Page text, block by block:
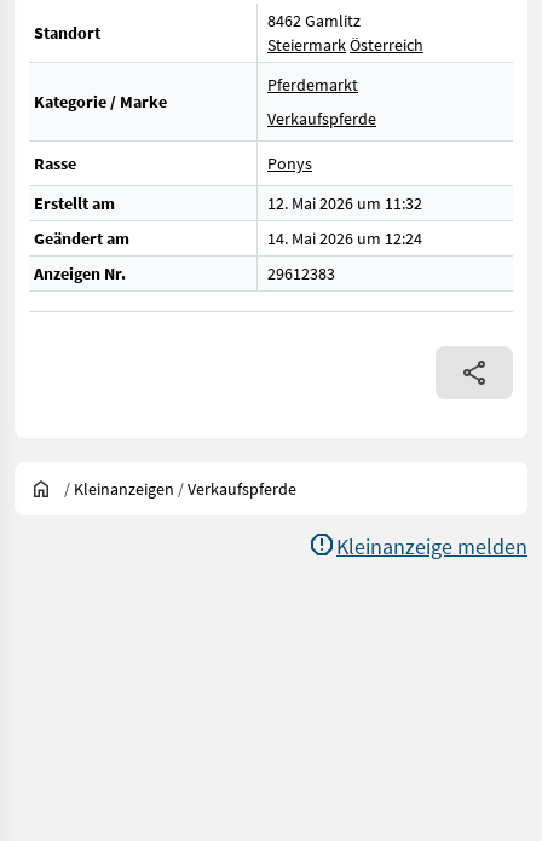
Standort
8462 Gamlitz
SteiermarkÖsterreich
Kategorie / Marke
Pferdemarkt
Verkaufspferde
Rasse
Ponys
Erstellt am
12. Mai 2026 um 11:32
Geändert am
14. Mai 2026 um 12:24
Anzeigen Nr.
29612383
/ Kleinanzeigen /Verkaufspferde
Kleinanzeige melden